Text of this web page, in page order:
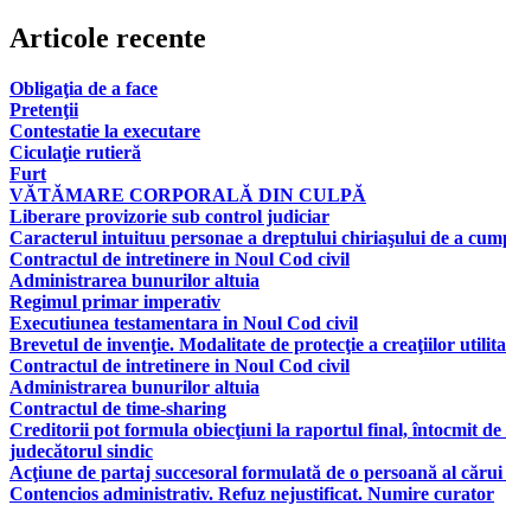
Articole recente
Obligaţia de a face
Pretenţii
Contestatie la executare
Ciculaţie rutieră
Furt
VĂTĂMARE CORPORALĂ DIN CULPĂ
Liberare provizorie sub control judiciar
Caracterul intuituu personae a dreptului chiriaşului de a
Contractul de intretinere in Noul Cod civil
Administrarea bunurilor altuia
Regimul primar imperativ
Executiunea testamentara in Noul Cod civil
Brevetul de invenţie. Modalitate de protecţie a creaţiilor
Contractul de intretinere in Noul Cod civil
Administrarea bunurilor altuia
Contractul de time-sharing
Creditorii pot formula obiecţiuni la raportul final, întocmit
judecătorul sindic
Acţiune de partaj succesoral formulată de o persoană al
Contencios administrativ. Refuz nejustificat. Numire curator